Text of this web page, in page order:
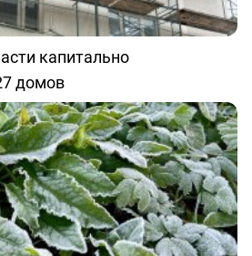
капитально
домов